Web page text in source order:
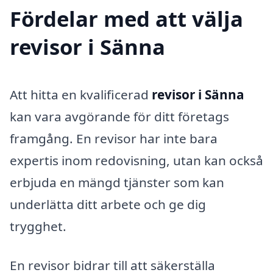
Fördelar med att välja
revisor i Sänna
Att hitta en kvalificerad revisor i Sänna
kan vara avgörande för ditt företags
framgång. En revisor har inte bara
expertis inom redovisning, utan kan också
erbjuda en mängd tjänster som kan
underlätta ditt arbete och ge dig
trygghet.
En revisor bidrar till att säkerställa